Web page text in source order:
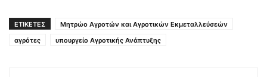
ΕΤΙΚΕΤΕΣ
Μητρώο Αγροτών και Αγροτικών Εκμεταλλεύσεών
αγρότες
υπουργείο Αγροτικής Ανάπτυξης